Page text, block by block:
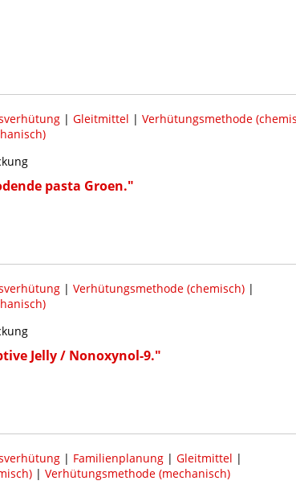
| Gleitmittel | Verhütungsmethode
pasta Groen."
| Verhütungsmethode (chemisch)|
Jelly / Nonoxynol-9."
| Familienplanung| Gleitmittel |
| Verhütungsmethode (mechanisch)